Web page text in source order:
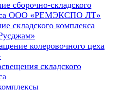
сборочно-складского
ООО «РЕМЭКСПО ЛТ»
складского комплекса
колеровочного цеха
складского